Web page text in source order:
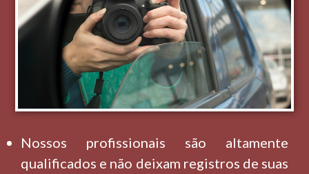
Nossos profissionais são altamente
qualificados e não deixam registros de suas